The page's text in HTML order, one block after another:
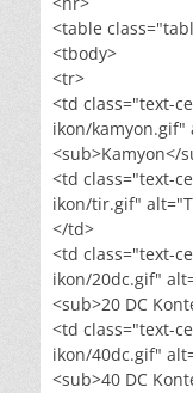
<table
<tbody>
<tr>
<td class="text-
ikon/kamyon.gif"
<sub>Kamyon</
<td class="text-
ikon/tir.gif"
</td>
<td class="text-
ikon/20dc.gif"
<sub>20 DC
<td class="text-
ikon/40dc.gif"
<sub>40 DC